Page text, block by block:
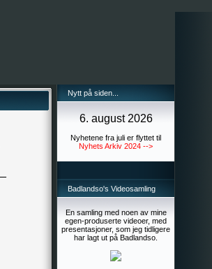
Nytt på siden...
6. august 2026
Nyhetene fra juli er flyttet til
Nyhets Arkiv 2024 -->
Badlandso's Videosamling
En samling med noen av mine
egen-produserte videoer, med
presentasjoner, som jeg tidligere
har lagt ut på Badlandso.